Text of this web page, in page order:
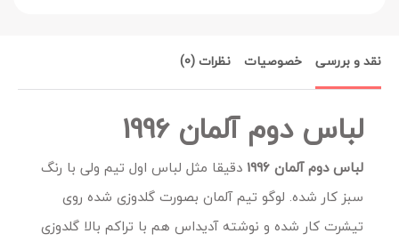
نقد و بررسی خصوصیات نظرات (0)
لباس دوم آلمان 1996
لباس دوم آلمان 1996
دقیقا مثل لباس اول تیم ولی با رنگ
سبز کار شده. لوگو تیم آلمان بصورت گلدوزی شده روی
تیشرت کار شده و نوشته آدیداس هم با تراکم بالا گلدوزی